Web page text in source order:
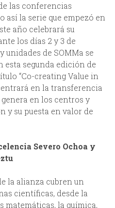
las conferencias
así la serie que empezó en
año celebrará su
los días 2 y 3 de
de SOMMa se
esta segunda edición de
“Co-creating Value in
en la transferencia
en los centros y
y su puesta en valor de
Severo Ochoa y
la alianza cubren un
científicas, desde la
matemáticas, la química,